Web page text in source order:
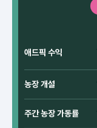
애드픽 수익
농장 개설
주간 농장 가동률